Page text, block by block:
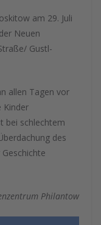
am 29. Juli
Neuen
Gustl-
allen Tagen vor
Kinder
bei schlechtem
des
Philantow